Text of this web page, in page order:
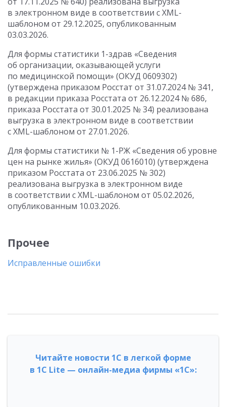
в электронном виде в соответствии с XML-
шаблоном от 29.12.2025, опубликованным
03.03.2026.
Для формы статистики 1-здрав «Сведения
об организации, оказывающей услуги
по медицинской помощи» (ОКУД 0609302)
(утверждена приказом Росстат от 31.07.2024 № 341,
в редакции приказа Росстата от 26.12.2024 № 686,
приказа Росстата от 30.01.2025 № 34) реализована
выгрузка в электронном виде в соответствии
с XML-шаблоном от 27.01.2026.
Для формы статистики № 1-РЖ «Сведения об уровне
цен на рынке жилья» (ОКУД 0616010) (утверждена
приказом Росстата от 23.06.2025 № 302)
реализована выгрузка в электронном виде
в соответствии с XML-шаблоном от 05.02.2026,
опубликованным 10.03.2026.
Прочее
Исправленные ошибки
Читайте новости 1С в легкой форме
в 1С Lite — онлайн-медиа фирмы «1С»: